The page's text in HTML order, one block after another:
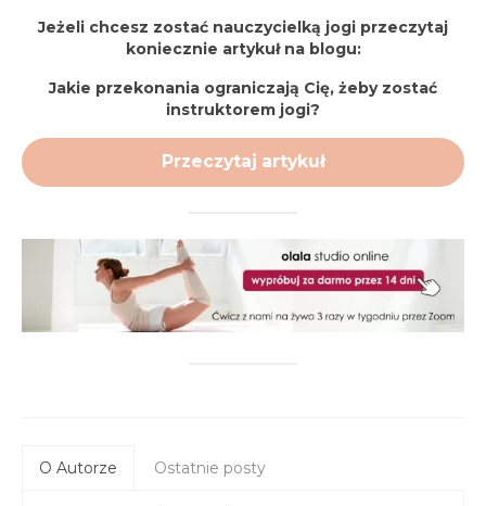
Jeżeli chcesz zostać nauczycielką jogi przeczytaj
koniecznie artykuł na blogu:
Jakie przekonania ograniczają Cię, żeby zostać
instruktorem jogi?
Przeczytaj artykuł
O Autorze Ostatnie posty